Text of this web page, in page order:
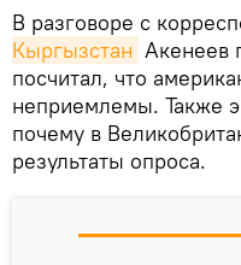
В разговоре с
Кыргызстан Акенеев
посчитал, что
неприемлемы. Также
почему в
результаты опроса.